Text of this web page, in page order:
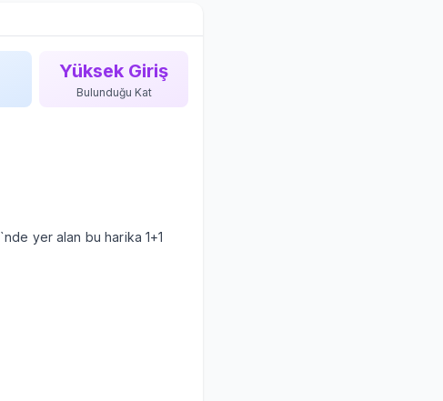
Yüksek Giriş
Bulunduğu Kat
`nde yer alan bu harika 1+1